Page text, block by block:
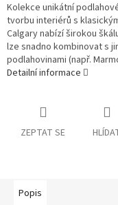
Kolekce unikátní
tvorbu interiérů s
Calgary nabízí širokou
lze snadno kombinovat s
podlahovinami (např.
Detailní informace
ZEPTAT SE
Popis